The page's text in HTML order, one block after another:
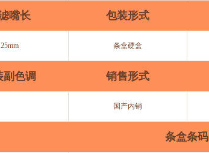
嘴长 包装形式
25mm 条盒硬盒
副色调 销售形式
国产内销
条盒条码